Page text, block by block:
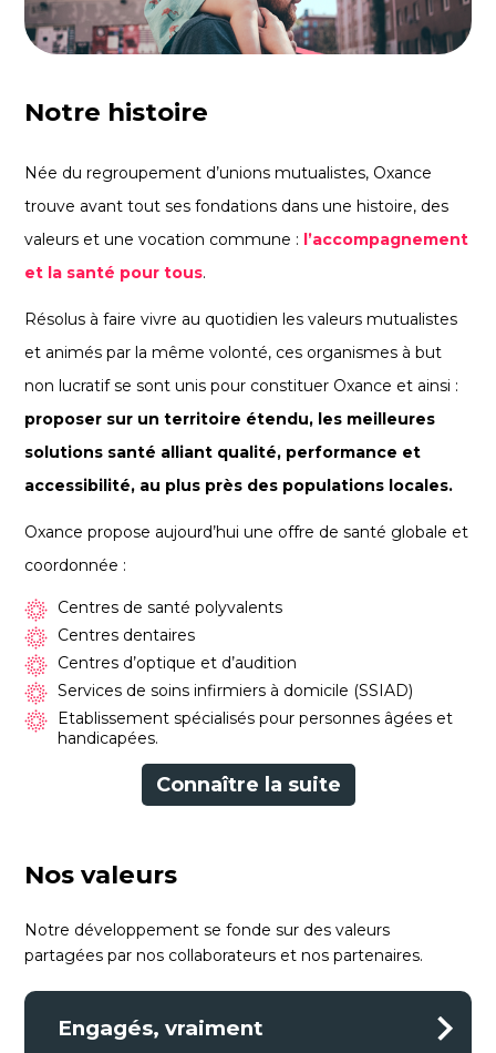
personnes en situation de handicap, demandeurs
d’asile, mineurs isolés et réfugiés statutaires.
En savoir plus
large de montures, de verres mais aussi de produits
de contactologie : le meilleur de l’optique à moindre
les budgets :une gamme complète d’appareils
auditifs performants, sélectionnés avec soins, pour
tous les budgetsdansnos 18 centres d’audition
mutualistes.
En savoir plus
Notre histoire
Née du regroupement d’unions mutualistes, Oxance
trouve avant tout ses fondations dans une histoire, des
valeurs et une vocation commune : l’accompagnement
et la santé pour tous.
Résolus à faire vivre au quotidien les valeurs mutualistes
et animés par la même volonté, ces organismes à but
non lucratif se sont unis pour constituer Oxance et ainsi :
proposer sur un territoire étendu, les meilleures
solutions santé alliant qualité, performance et
accessibilité, au plus près des populations locales.
Oxance propose aujourd’hui une offre de santé globale et
coordonnée :
Centres de santé polyvalents
Centres dentaires
Centres d’optique et d’audition
Services de soins infirmiers à domicile (SSIAD)
Etablissement spécialisés pour personnes âgées et
handicapées.
Connaître la suite
Nos valeurs
Notre développement se fonde sur des valeurs
partagées par nos collaborateurs et nos partenaires.
Engagés, vraiment